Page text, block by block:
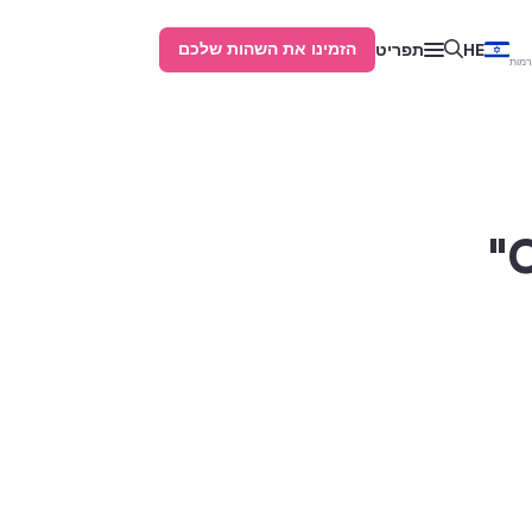
HE תפריט הזמינו את השהות שלכם